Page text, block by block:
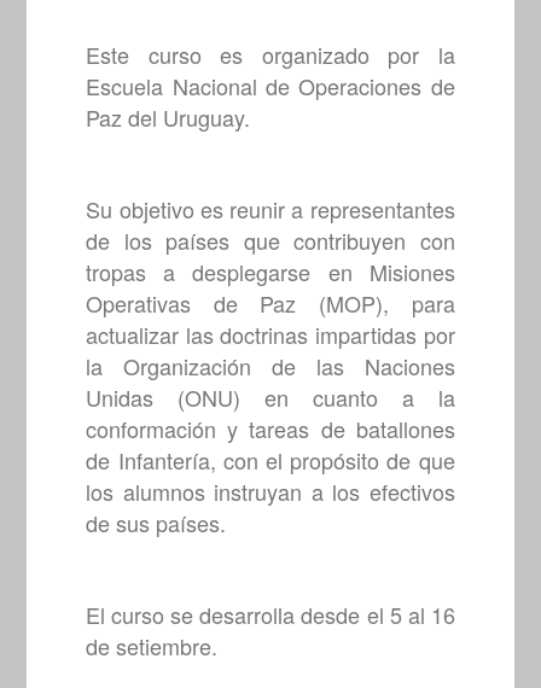
Este curso es organizado por la
Escuela Nacional de Operaciones de
Paz del Uruguay.
Su objetivo es reunir a representantes
de los países que contribuyen con
tropas a desplegarse en Misiones
Operativas de Paz (MOP), para
actualizar las doctrinas impartidas por
la Organización de las Naciones
Unidas (ONU) en cuanto a la
conformación y tareas de batallones
de Infantería, con el propósito de que
los alumnos instruyan a los efectivos
de sus países.
El curso se desarrolla desde el 5 al 16
de setiembre.